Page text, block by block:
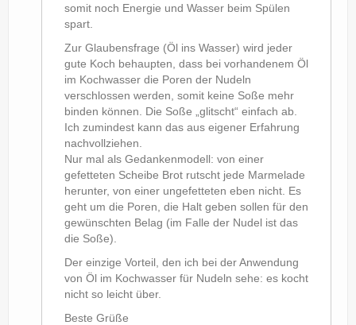
somit noch Energie und Wasser beim Spülen
spart.
Zur Glaubensfrage (Öl ins Wasser) wird jeder
gute Koch behaupten, dass bei vorhandenem Öl
im Kochwasser die Poren der Nudeln
verschlossen werden, somit keine Soße mehr
binden können. Die Soße „glitscht“ einfach ab.
Ich zumindest kann das aus eigener Erfahrung
nachvollziehen.
Nur mal als Gedankenmodell: von einer
gefetteten Scheibe Brot rutscht jede Marmelade
herunter, von einer ungefetteten eben nicht. Es
geht um die Poren, die Halt geben sollen für den
gewünschten Belag (im Falle der Nudel ist das
die Soße).
Der einzige Vorteil, den ich bei der Anwendung
von Öl im Kochwasser für Nudeln sehe: es kocht
nicht so leicht über.
Beste Grüße